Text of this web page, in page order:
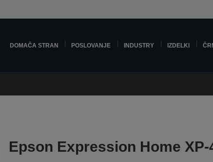
DOMAČA STRAN POSLOVANJE INDUSTRY IZDELKI
Epson Expression Home